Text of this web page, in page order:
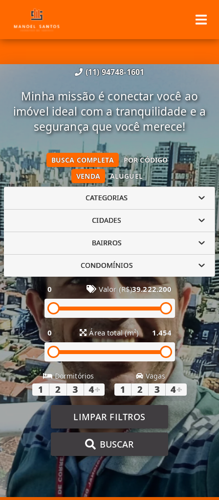
(11) 94748-1601
Minha missão é conectar você ao
imóvel ideal com a tranquilidade e a
segurança que você merece!
VENDA ALUGUEL
BUSCA COMPLETA POR CÓDIGO
CATEGORIAS
CIDADES
BAIRROS
CONDOMÍNIOS
0 Valor (R$)39.222.200
0 Área total (m²) 1.454
Dormitórios
1 2 3 4+
Vagas
1 2 3 4+
LIMPAR FILTROS
BUSCAR